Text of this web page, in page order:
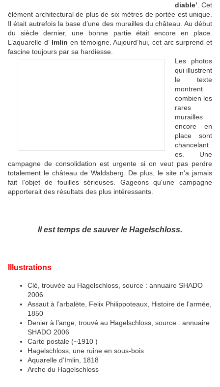
diable’ . Cet
élément architectural de plus de six mètres de portée est unique.
Il était autrefois la base d’une des murailles du château. Au début
du siècle dernier, une bonne partie était encore en place.
L’aquarelle d’Imlin en témoigne. Aujourd’hui, cet arc surprend et
fascine toujours par sa hardiesse.
Les photos
qui illustrent
le texte
montrent
combien les
rares
murailles
encore en
place sont
chancelant
es. Une
campagne de consolidation est urgente si on veut pas perdre
totalement le château de Waldsberg. De plus, le site n'a jamais
fait l'objet de fouilles sérieuses. Gageons qu'une campagne
apporterait des résultats des plus intéressants.
Il est temps de sauver le Hagelschloss.
Illustrations
Clé, trouvée au Hagelschloss, source : annuaire SHADO
2006
Assaut à l’arbalète, Felix Philippoteaux, Histoire de l’armée,
1850
Denier à l’ange, trouvé au Hagelschloss, source : annuaire
SHADO 2006
Carte postale (~1910 )
Hagelschloss, une ruine en sous-bois
Aquarelle d’Imlin, 1818
Arche du Hagelschloss